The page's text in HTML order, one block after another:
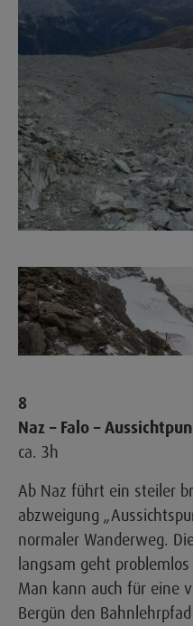
8
Naz – Falo –
ca. 3h
Ab Naz führt ein steiler
abzweigung
normaler Wanderweg.
langsam geht
Man kann auch für eine
Bergün den